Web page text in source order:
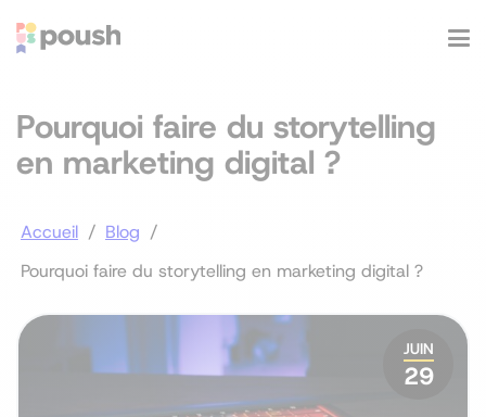
Pourquoi faire du storytelling
en marketing digital ?
Accueil / Blog /
Pourquoi faire du storytelling en marketing digital ?
JUIN
29